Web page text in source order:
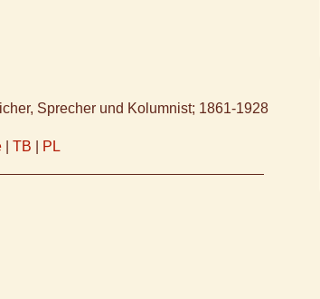
Sprecher und Kolumnist; 1861-1928
TB PL